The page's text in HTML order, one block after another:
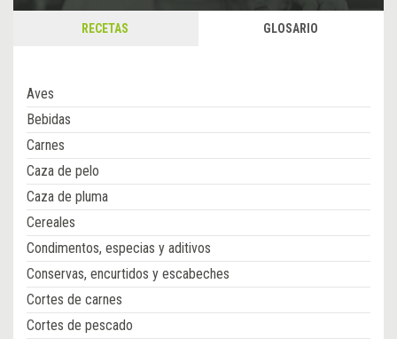
RECETAS GLOSARIO
Aves
Bebidas
Carnes
Caza de pelo
Caza de pluma
Cereales
Condimentos, especias y aditivos
Conservas, encurtidos y escabeches
Cortes de carnes
Cortes de pescado